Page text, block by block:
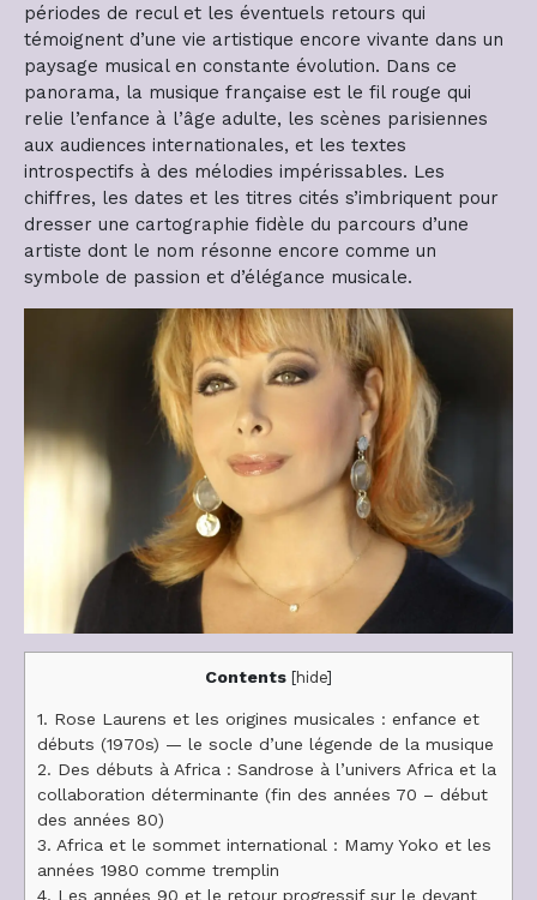
périodes de recul et les éventuels retours qui
témoignent d’une vie artistique encore vivante dans un
paysage musical en constante évolution. Dans ce
panorama, la musique française est le fil rouge qui
relie l’enfance à l’âge adulte, les scènes parisiennes
aux audiences internationales, et les textes
introspectifs à des mélodies impérissables. Les
chiffres, les dates et les titres cités s’imbriquent pour
dresser une cartographie fidèle du parcours d’une
artiste dont le nom résonne encore comme un
symbole de passion et d’élégance musicale.
Contents [hide]
1. Rose Laurens et les origines musicales : enfance et
débuts (1970s) — le socle d’une légende de la musique
2. Des débuts à Africa : Sandrose à l’univers Africa et la
collaboration déterminante (fin des années 70 – début
des années 80)
3. Africa et le sommet international : Mamy Yoko et les
années 1980 comme tremplin
4. Les années 90 et le retour progressif sur le devant